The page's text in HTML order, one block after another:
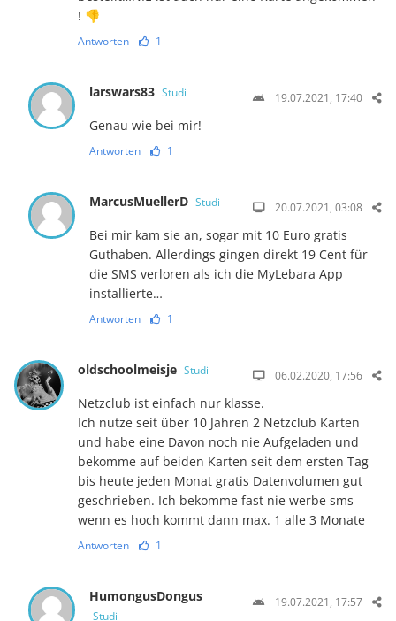
! 👎
Antworten 1
larswars83 Studi 19.07.2021, 17:40
Genau wie bei mir!
Antworten 1
MarcusMuellerD Studi 20.07.2021, 03:08
Bei mir kam sie an, sogar mit 10 Euro gratis
Guthaben. Allerdings gingen direkt 19 Cent für
die SMS verloren als ich die MyLebara App
installierte…
Antworten 1
oldschoolmeisje Studi 06.02.2020, 17:56
Netzclub ist einfach nur klasse.
Ich nutze seit über 10 Jahren 2 Netzclub Karten
und habe eine Davon noch nie Aufgeladen und
bekomme auf beiden Karten seit dem ersten Tag
bis heute jeden Monat gratis Datenvolumen gut
geschrieben. Ich bekomme fast nie werbe sms
wenn es hoch kommt dann max. 1 alle 3 Monate
Antworten 1
HumongusDongus
Studi
19.07.2021, 17:57